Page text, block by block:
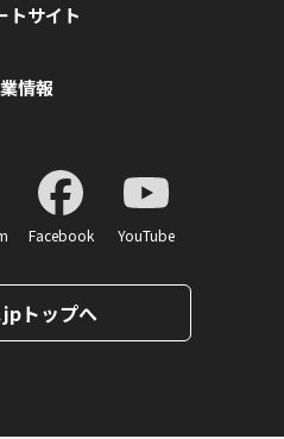
トサイト
情報
Facebook YouTube
トップへ